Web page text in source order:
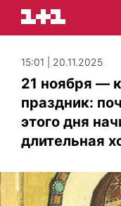
15:01 | 20.11.2025
21 ноября —
праздник:
этого дня
длительная